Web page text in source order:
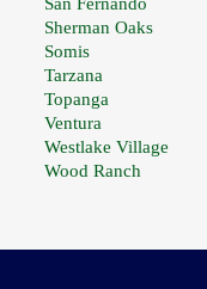
San Fernando
Sherman Oaks
Somis
Tarzana
Topanga
Ventura
Westlake Village
Wood Ranch